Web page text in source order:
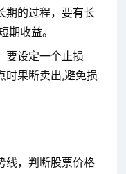
期的过程，要有长
期收益。
要设定一个止损
时果断卖出,避免损
线，判断股票价格